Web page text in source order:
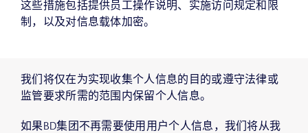
这些措施包括提供员工操作说明、实施访问规定和限
制，以及对信息载体加密。
我们将仅在为实现收集个人信息的目的或遵守法律或
监管要求所需的范围内保留个人信息。
如果BD集团不再需要使用用户个人信息，我们将从我